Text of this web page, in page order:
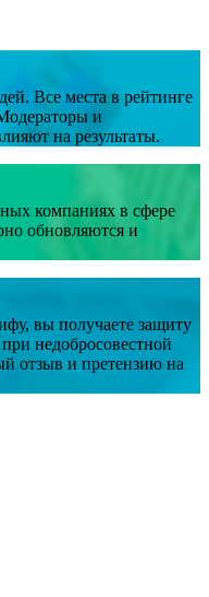
Все места в рейтинге
и
на результаты.
компаниях в сфере
обновляются и
вы получаете защиту
недобросовестной
отзыв и претензию на